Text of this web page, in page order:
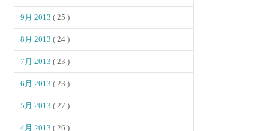
9月 2013( 25 )
8月 2013( 24 )
7月 2013( 23 )
6月 2013( 23 )
5月 2013( 27 )
4月 2013( 26 )